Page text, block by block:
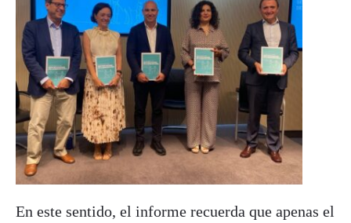
En este sentido, el informe recuerda que apenas el